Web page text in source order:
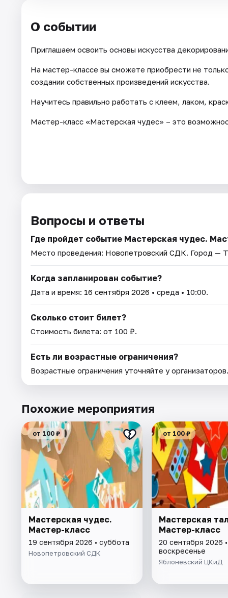
О событии
Приглашаем освоить основы искусства
На мастер-классе вы сможете приобрести не
создании собственных произведений искусства.
Научитесь правильно работать с клеем, лаком,
Мастер-класс «Мастерская чудес» – это
Вопросы и ответы
Где пройдет событие Мастерская чудес.
Место проведения: Новопетровский СДК. Город —
Когда запланирован событие?
Дата и время: 16 сентября 2026 • среда • 10:00.
Сколько стоит билет?
Стоимость билета: от 100 ₽.
Есть ли возрастные ограничения?
Возрастные ограничения уточняйте у организаторов.
Похожие мероприятия
от 100 ₽
Мастерская чудес.
Мастер-класс
19 сентября 2026 • суббота
Новопетровский СДК
от 100 ₽
Мастерская
Мастер-класс
20 сентября 2026 •
воскресенье
Яблоневский ЦКиД